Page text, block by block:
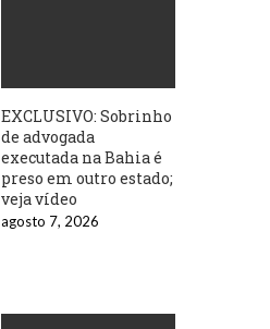
EXCLUSIVO: Sobrinho
de advogada
executada na Bahia é
preso em outro estado;
veja vídeo
agosto 7, 2026